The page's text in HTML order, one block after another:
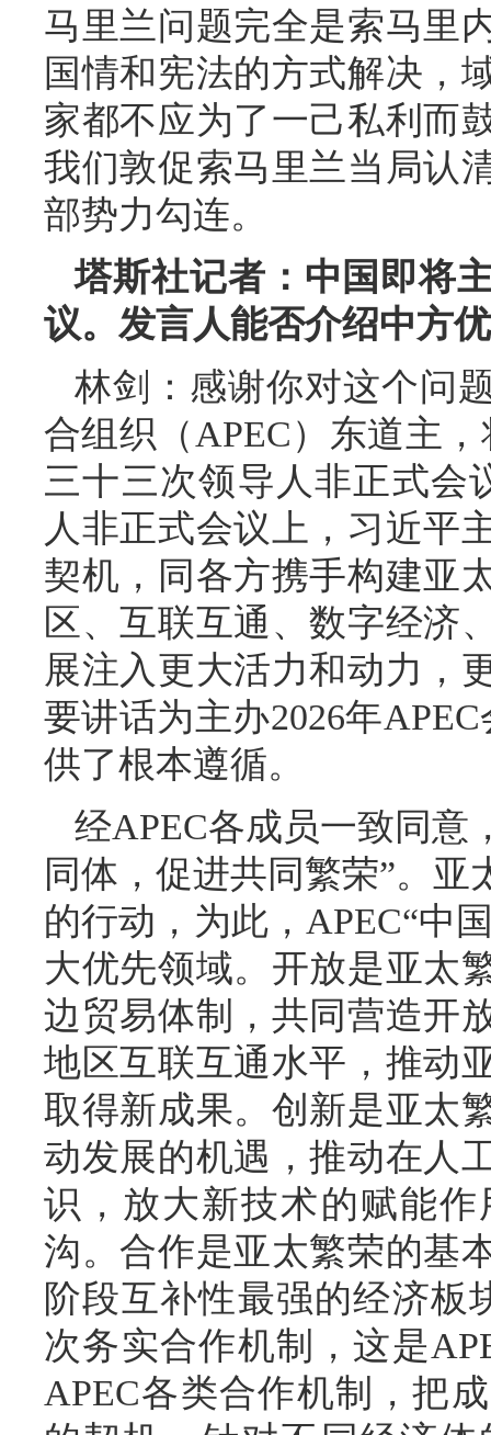
马里兰问题完全是索马里
国情和宪法的方式解决，
家都不应为了一己私利而
我们敦促索马里兰当局认
部势力勾连。
塔斯社记者：中国即将
议。发言人能否介绍中方
林剑：感谢你对这个问
合组织（APEC）东道主
三十三次领导人非正式会
人非正式会议上，习近平
契机，同各方携手构建亚
区、互联互通、数字经济
展注入更大活力和动力，
要讲话为主办2026年
供了根本遵循。
经APEC各成员一致同意
同体，促进共同繁荣”。
的行动，为此，APEC“中
大优先领域。开放是亚太
边贸易体制，共同营造开
地区互联互通水平，推动
取得新成果。创新是亚太
动发展的机遇，推动在人
识，放大新技术的赋能
沟。合作是亚太繁荣的基
阶段互补性最强的经济板
次务实合作机制，这是
APEC各类合作机制，把